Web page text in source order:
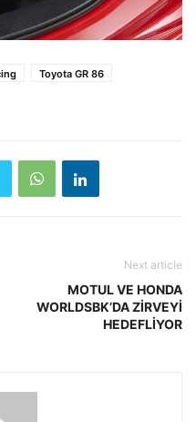
Toyota GR 86
Next article
MOTUL VE HONDA
WORLDSBK’DA ZİRVEYİ
HEDEFLİYOR